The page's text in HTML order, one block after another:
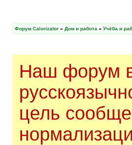
Форум Calorizator » Дом и работа » Учёба и
Наш форум
цель